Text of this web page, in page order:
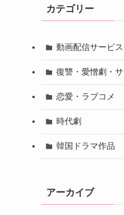
カテゴリー
動画配信サービス
復讐・愛憎劇・
恋愛・ラブコメ
時代劇
韓国ドラマ作品
アーカイブ